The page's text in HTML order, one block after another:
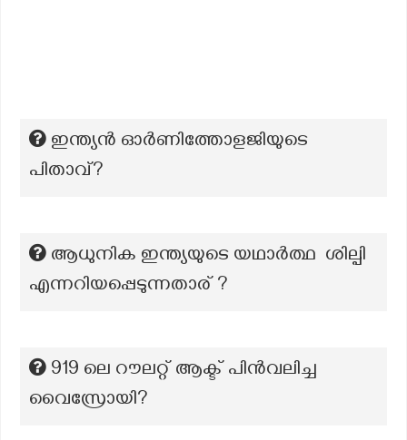
ഇന്ത്യന്‍ ഓർണിത്തോളജിയുടെ
പിതാവ്?
ആധുനിക ഇന്ത്യയുടെ യഥാർത്ഥ ശില്പി
എന്നറിയപ്പെടുന്നതാര് ?
919 ലെ റൗലറ്റ് ആക്ട് പിൻവലിച്ച
വൈസ്രോയി?